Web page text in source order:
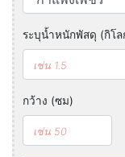
ระบุน้ำหนักพัสดุ (กิโล
กว้าง (ซม)